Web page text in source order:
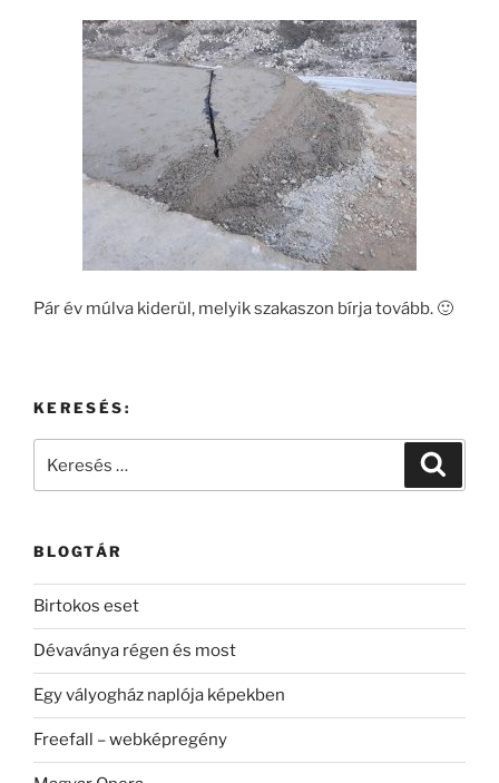
Pár év múlva kiderül, melyik szakaszon bírja tovább. 🙂
KERESÉS:
BLOGTÁR
Birtokos eset
Dévaványa régen és most
Egy vályogház naplója képekben
Freefall – webképregény